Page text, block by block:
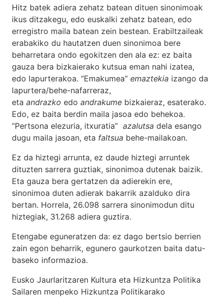
Hitz batek adiera zehatz batean dituen sinonimoak
ikus ditzakegu, edo euskalki zehatz batean, edo
erregistro maila batean zein bestean. Erabiltzaileak
erabakiko du hautatzen duen sinonimoa bere
beharretara ondo egokitzen den ala ez: ez baita
gauza bera bizkaierako kutsua eman nahi izatea,
edo lapurterakoa. “Emakumea” emaztekia izango da
lapurtera/behe-nafarreraz,
eta andrazko edo andrakume bizkaieraz, esaterako.
Edo, ez baita berdin maila jasoa edo behekoa.
“Pertsona elezuria, itxuratia” azalutsa dela esango
dugu maila jasoan, eta faltsua behe-mailakoan.
Ez da hiztegi arrunta, ez daude hiztegi arruntek
dituzten sarrera guztiak, sinonimoa dutenak baizik.
Eta gauza bera gertatzen da adierekin ere,
sinonimoa duten adierak bakarrik azalduko dira
bertan. Horrela, 26.098 sarrera sinonimodun ditu
hiztegiak, 31.268 adiera guztira.
Etengabe eguneratzen da: ez dago bertsio berrien
zain egon beharrik, egunero gaurkotzen baita datu-
baseko informazioa.
Eusko Jaurlaritzaren Kultura eta Hizkuntza Politika
Sailaren menpeko Hizkuntza Politikarako